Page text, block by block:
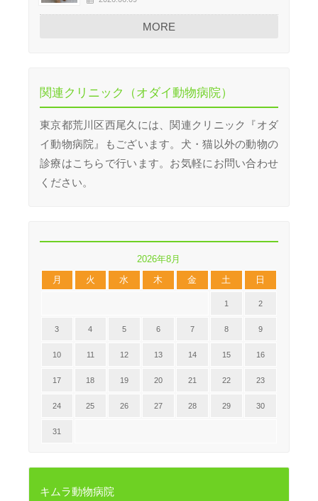
MORE
関連クリニック（オダイ動物病院）
東京都荒川区西尾久には、関連クリニック『オダ
イ動物病院』もございます。犬・猫以外の動物の
診療はこちらで行います。お気軽にお問い合わせ
ください。
2026年8月
月
火 水 木 金 土 日
1 2
3 4 5 6 7 8 9
10 11 12 13 14 15 16
17 18 19 20 21 22 23
24 25 26 27 28 29 30
31
キムラ動物病院